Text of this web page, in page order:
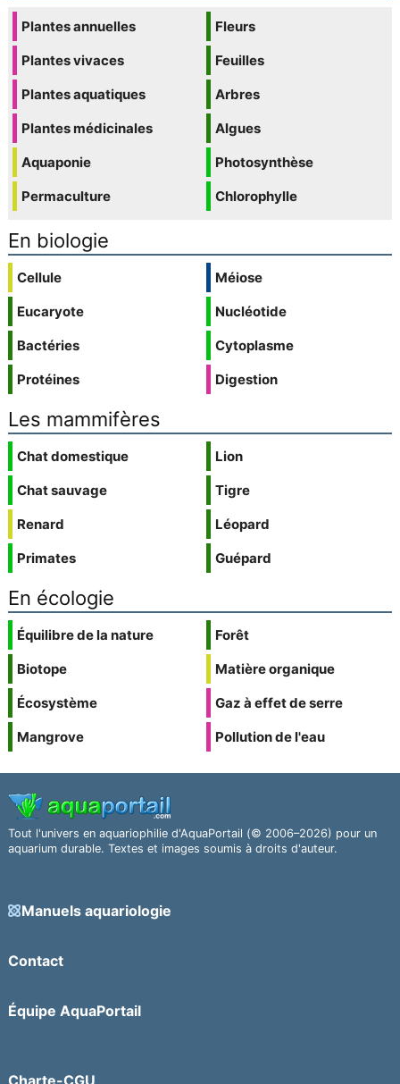
Plantes annuelles
Plantes vivaces
Plantes aquatiques
Plantes médicinales
Aquaponie
Permaculture
Fleurs
Feuilles
Arbres
Algues
Photosynthèse
Chlorophylle
En biologie
Cellule
Eucaryote
Bactéries
Protéines
Méiose
Nucléotide
Cytoplasme
Digestion
Les mammifères
Chat domestique
Chat sauvage
Renard
Primates
Lion
Tigre
Léopard
Guépard
En écologie
Équilibre de la nature
Biotope
Écosystème
Mangrove
Forêt
Matière organique
Gaz à effet de serre
Pollution de l'eau
Tout l'univers en aquariophilie d'AquaPortail (© 2006–2026) pour un
aquarium durable. Textes et images soumis à droits d'auteur.
Manuels aquariologie
Contact
Équipe AquaPortail